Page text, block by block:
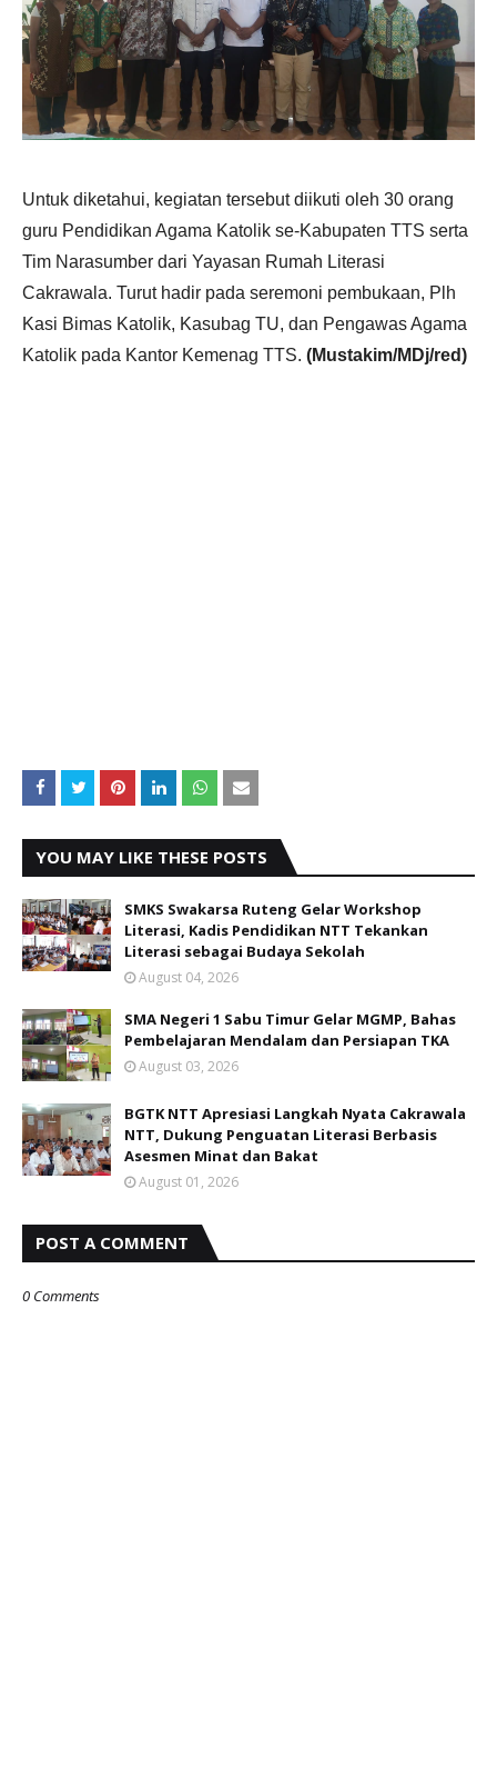
Untuk diketahui, kegiatan tersebut diikuti oleh 30 orang
guru Pendidikan Agama Katolik se-Kabupaten TTS serta
Tim Narasumber dari Yayasan Rumah Literasi
Cakrawala. Turut hadir pada seremoni pembukaan, Plh
Kasi Bimas Katolik, Kasubag TU, dan Pengawas Agama
Katolik pada Kantor Kemenag TTS. (Mustakim/MDj/red)
YOU MAY LIKE THESE POSTS
SMKS Swakarsa Ruteng Gelar Workshop
Literasi, Kadis Pendidikan NTT Tekankan
Literasi sebagai Budaya Sekolah
August 04, 2026
SMA Negeri 1 Sabu Timur Gelar MGMP, Bahas
Pembelajaran Mendalam dan Persiapan TKA
August 03, 2026
BGTK NTT Apresiasi Langkah Nyata Cakrawala
NTT, Dukung Penguatan Literasi Berbasis
Asesmen Minat dan Bakat
August 01, 2026
POST A COMMENT
0 Comments